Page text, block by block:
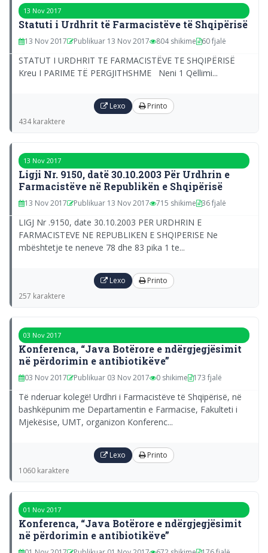
13 Nov 2017
Statuti i Urdhrit të Farmacistëve të Shqipërisë
13 Nov 2017 Publikuar 13 Nov 2017 804 shikime 60 fjalë
STATUT I URDHRIT TE FARMACISTËVE TE SHQIPËRISË
Kreu I PARIME TË PERGJITHSHME Neni 1 Qëllimi...
Lexo Printo
434 karaktere
13 Nov 2017
Ligji Nr. 9150, datë 30.10.2003 Për Urdhrin e
Farmacistëve në Republikën e Shqipërisë
13 Nov 2017 Publikuar 13 Nov 2017 715 shikime 36 fjalë
LIGJ Nr .9150, date 30.10.2003 PER URDHRIN E
FARMACISTEVE NE REPUBLIKEN E SHQIPERISE Ne
mbështetje te neneve 78 dhe 83 pika 1 te...
Lexo Printo
257 karaktere
03 Nov 2017
Konferenca, “Java Botërore e ndërgjegjësimit
në përdorimin e antibiotikëve”
03 Nov 2017 Publikuar 03 Nov 2017 0 shikime 173 fjalë
Të nderuar kolegë! Urdhri i Farmacistëve të Shqipërisë, në
bashkëpunim me Departamentin e Farmacise, Fakulteti i
Mjekësise, UMT, organizon Konferenc...
Lexo Printo
1060 karaktere
01 Nov 2017
Konferenca, “Java Botërore e ndërgjegjësimit
në përdorimin e antibiotikëve”